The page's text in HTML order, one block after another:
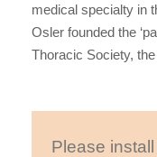
medical specialty in
Osler founded the
Thoracic Society,
Please